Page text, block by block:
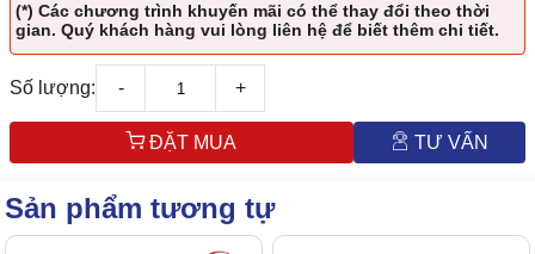
(*) Các chương trình khuyến mãi có thể thay đổi theo thời
gian. Quý khách hàng vui lòng liên hệ để biết thêm chi tiết.
Số lượng: - +
ĐẶT MUA TƯ VẤN
Sản phẩm tương tự